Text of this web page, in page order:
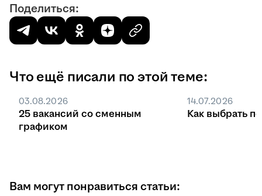
Поделиться:
Что ещё писали по этой теме:
03.08.2026
25 вакансий со сменным
графиком
14.07.2026
Как выбрать
Вам могут понравиться статьи: